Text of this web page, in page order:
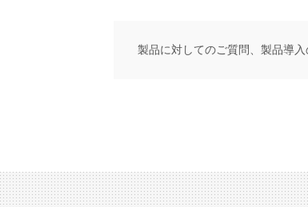
製品に対してのご質問、製品導入